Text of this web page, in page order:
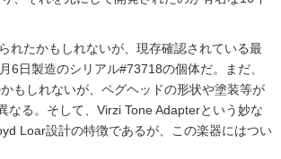
れたかもしれないが、現存確認されている最
6日製造のシリアル#73718の個体だ。まだ、
もしれないが、ペグヘッドの形状や塗装等が
なる。そして、Virzi Tone Adapterという妙な
Loar設計の特徴であるが、この楽器にはつい